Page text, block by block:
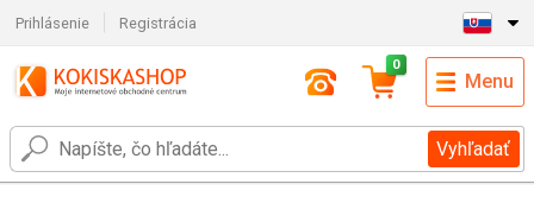
Prihlásenie Registrácia
Vyhľadať
0
Menu